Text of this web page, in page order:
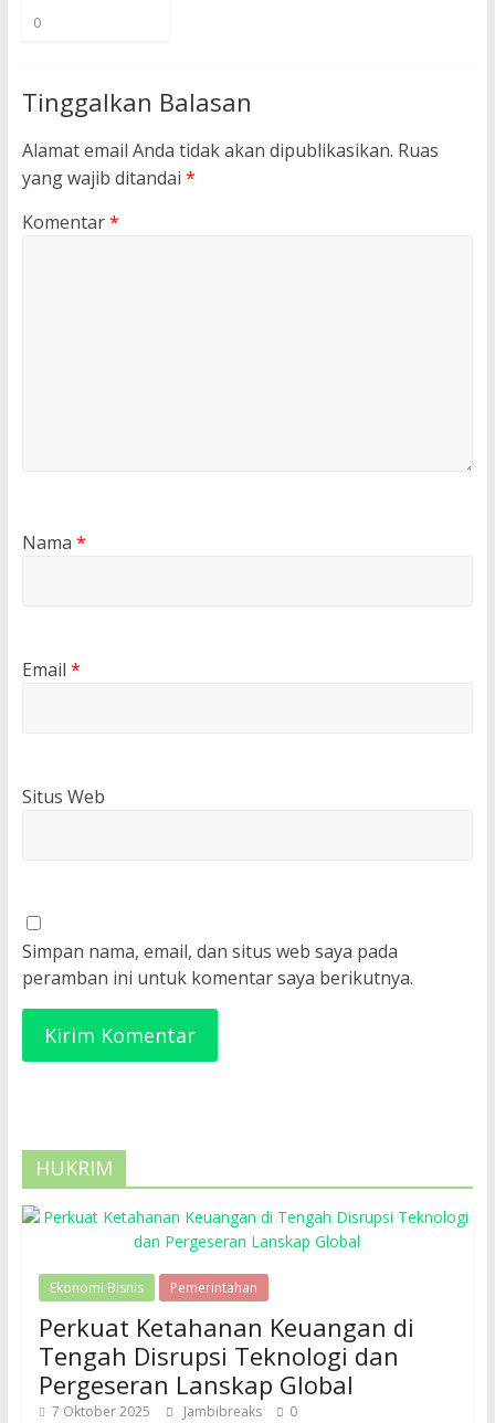
0
Tinggalkan Balasan
Alamat email Anda tidak akan dipublikasikan. Ruas
yang wajib ditandai *
Komentar*
Nama *
Email *
Situs Web
Simpan nama, email, dan situs web saya pada
peramban ini untuk komentar saya berikutnya.
HUKRIM
Ekonomi Bisnis Pemerintahan
Perkuat Ketahanan Keuangan di
Tengah Disrupsi Teknologi dan
Pergeseran Lanskap Global
7 Oktober 2025 Jambibreaks 0